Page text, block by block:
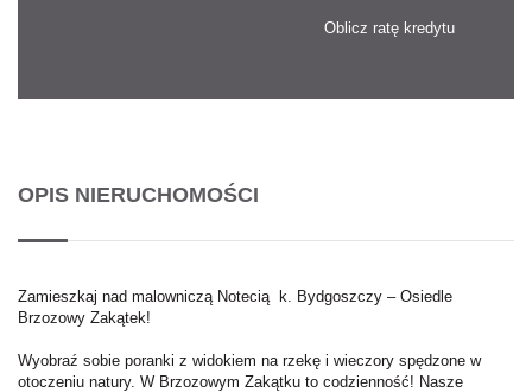
Oblicz ratę kredytu
OPIS NIERUCHOMOŚCI
Zamieszkaj nad malowniczą Notecią k. Bydgoszczy – Osiedle
Brzozowy Zakątek!
Wyobraź sobie poranki z widokiem na rzekę i wieczory spędzone w
otoczeniu natury. W Brzozowym Zakątku to codzienność! Nasze